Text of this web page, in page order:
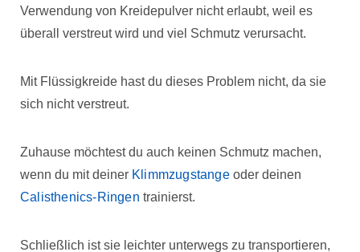
Verwendung von Kreidepulver nicht erlaubt, weil es
überall verstreut wird und viel Schmutz verursacht.
Mit Flüssigkreide hast du dieses Problem nicht, da sie
sich nicht verstreut.
Zuhause möchtest du auch keinen Schmutz machen,
wenn du mit deiner Klimmzugstangeoder deinen
Calisthenics-Ringen trainierst.
Schließlich ist sie leichter unterwegs zu transportieren,